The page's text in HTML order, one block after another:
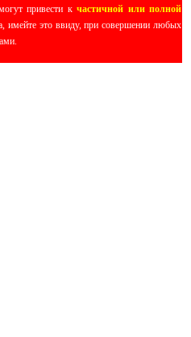
привести кчастичной или полной
имейте это ввиду, при совершении любых